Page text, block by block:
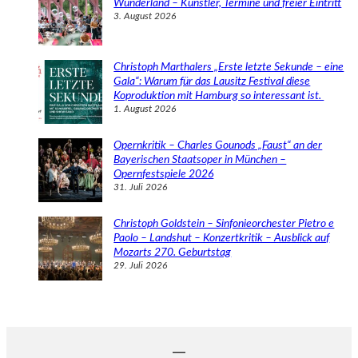
Wunderland – Künstler, Termine und freier Eintritt
3. August 2026
Christoph Marthalers „Erste letzte Sekunde – eine
Gala“: Warum für das Lausitz Festival diese
Koproduktion mit Hamburg so interessant ist.
1. August 2026
Opernkritik – Charles Gounods „Faust“ an der
Bayerischen Staatsoper in München –
Opernfestspiele 2026
31. Juli 2026
Christoph Goldstein – Sinfonieorchester Pietro e
Paolo – Landshut – Konzertkritik – Ausblick auf
Mozarts 270. Geburtstag
29. Juli 2026